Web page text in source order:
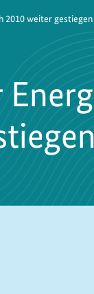
2010 weiter gestiegen